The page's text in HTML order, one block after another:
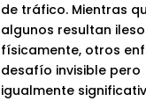
de tráfico. Mientras
algunos resultan
físicamente, otros
desafío invisible pero
igualmente